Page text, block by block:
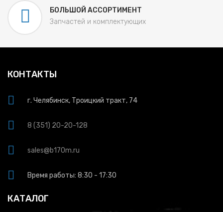
БОЛЬШОЙ АССОРТИМЕНТ
Запчастей и комплектующих
КОНТАКТЫ
г. Челябинск, Троицкий тракт, 74
8 (351) 20-20-128
sales@b170m.ru
Время работы: 8:30 - 17:30
КАТАЛОГ